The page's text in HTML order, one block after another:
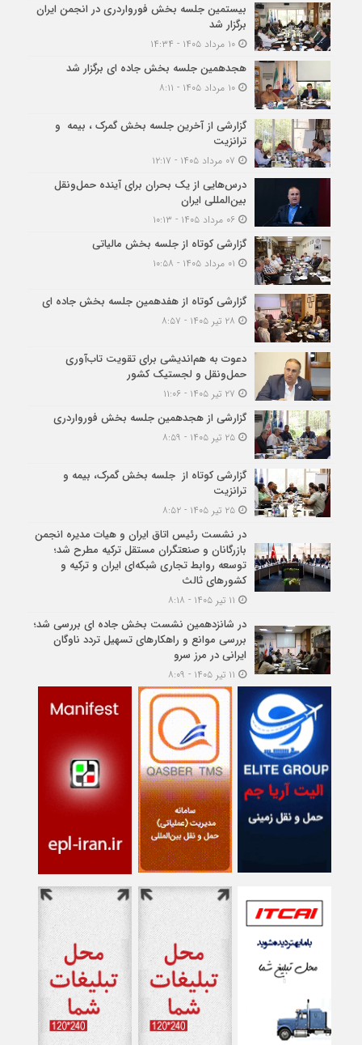
بیستمین جلسه بخش فورواردری در انجمن ایران
برگزار شد
۱۰ مرداد ۱۴۰۵ - ۱۴:۳۴
هجدهمین جلسه بخش جاده ای برگزار شد
۱۰ مرداد ۱۴۰۵ - ۸:۱۱
گزارشی از آخرین جلسه بخش گمرک ، بیمه و
ترانزیت
درس‌هایی از یک بحران برای آینده حمل‌ونقل
بین‌المللی ایران
گزارشی کوتاه از جلسه بخش مالیاتی
گزارشی کوتاه از هفدهمین جلسه بخش جاده ای
دعوت به هم‌اندیشی برای تقویت تاب‌آوری
حمل‌ونقل و لجستیک کشور
گزارشی از هجدهمین جلسه بخش فورواردری
۲۵ تیر ۱۴۰۵ - ۸:۵۹
گزارشی کوتاه از جلسه بخش گمرک، بیمه و
ترانزیت
۲۵ تیر ۱۴۰۵ - ۸:۵۲
در نشست رئیس اتاق ایران و هیات مدیره انجمن
بازرگانان و صنعتگران مستقل ترکیه مطرح شد؛
توسعه روابط تجاری شبکه‌ای ایران و ترکیه و
کشورهای ثالث
در شانزدهمین نشست بخش جاده ای بررسی شد؛
بررسی موانع و راهکارهای تسهیل تردد ناوگان
ایرانی در مرز سرو